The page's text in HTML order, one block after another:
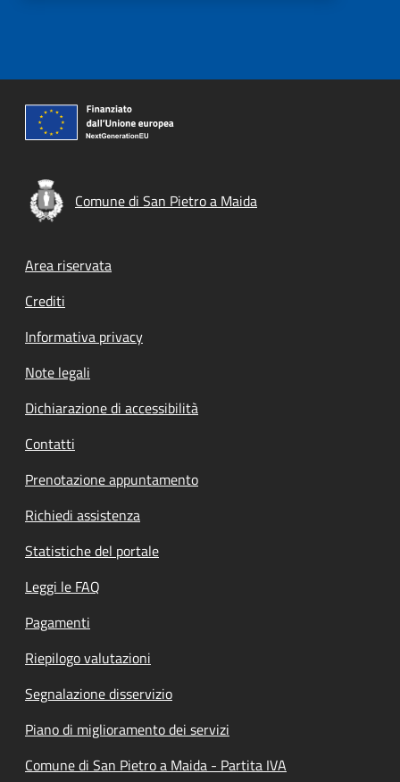
Comune di San Pietro a Maida
Footer menu
Area riservata
Crediti
Informativa privacy
Note legali
Dichiarazione di accessibilità
Contatti
Prenotazione appuntamento
Richiedi assistenza
Statistiche del portale
Leggi le FAQ
Pagamenti
Riepilogo valutazioni
Segnalazione disservizio
Piano di miglioramento dei servizi
Comune di San Pietro a Maida - Partita IVA